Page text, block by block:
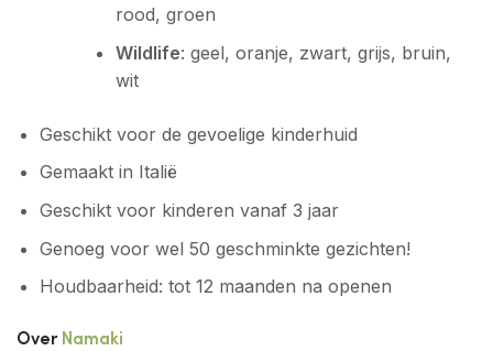
rood, groen
Wildlife: geel, oranje, zwart, grijs, bruin,
wit
Geschikt voor de gevoelige kinderhuid
Gemaakt in Italië
Geschikt voor kinderen vanaf 3 jaar
Genoeg voor wel 50 geschminkte gezichten!
Houdbaarheid: tot 12 maanden na openen
OverNamaki